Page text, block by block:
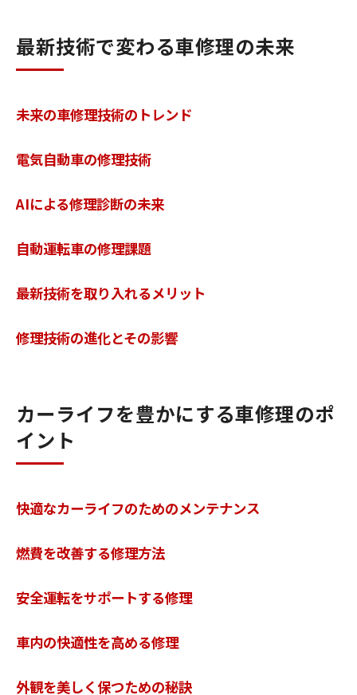
最新技術で変わる車修理の未来
未来の車修理技術のトレンド
電気自動車の修理技術
AIによる修理診断の未来
自動運転車の修理課題
最新技術を取り入れるメリット
修理技術の進化とその影響
カーライフを豊かにする車修理のポ
イント
快適なカーライフのためのメンテナンス
燃費を改善する修理方法
安全運転をサポートする修理
車内の快適性を高める修理
外観を美しく保つための秘訣